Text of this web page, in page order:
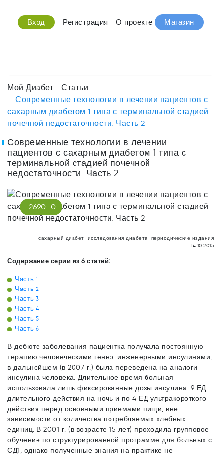
Вход Регистрация О проекте Магазин
Мой Диабет
Статьи
Современные технологии в лечении пациентов с
сахарным диабетом 1 типа с терминальной стадией
почечной недостаточности. Часть 2
Современные технологии в лечении
пациентов с сахарным диабетом 1 типа с
терминальной стадией почечной
недостаточности. Часть 2
2690 0
сахарный диабет исследования диабета
периодические издания
14.10.2015
Содержание серии из 6 статей:
Часть 1
Часть 2
Часть 3
Часть 4
Часть 5
Часть 6
В дебюте заболевания пациентка получала постоянную
терапию человеческими генно-инженерными инсулинами,
в дальнейшем (в 2007 г.) была переведена на аналоги
инсулина человека. Длительное время больная
использовала лишь фиксированные дозы инсулина: 9 ЕД
длительного действия на ночь и по 4 ЕД ультракороткого
действия перед основными приемами пищи, вне
зависимости от количества потребляемых хлебных
единиц. В 2001 г. (в возрасте 15 лет) проходила групповое
обучение по структурированной программе для больных с
СД1, однако полученные знания на практике не